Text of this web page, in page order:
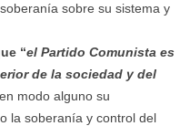
sobre su sistema y
“el Partido Comunista es
de la sociedad y del
modo alguno su
la soberanía y control del